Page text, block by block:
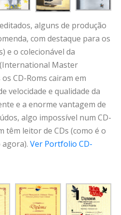
alguns de produção
com destaque para os
e o colecionável da
Master
CD-Roms cairam em
velocidade e qualidade da
e a enorme vantagem de
algo impossível num CD-
têm leitor de CDs (como é o
agora). Ver Portfolio CD-